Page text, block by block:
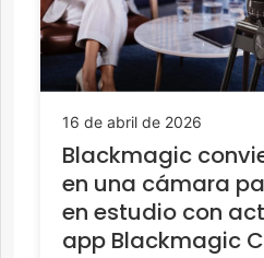
16 de abril de 2026
Blackmagic
en una cámara
en estudio con
app Blackmagic